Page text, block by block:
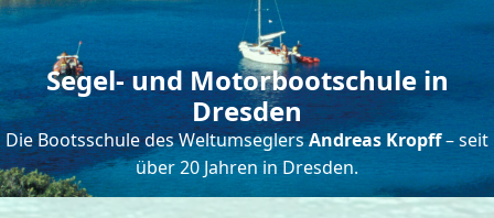
Segel- und Motorbootschule in
Dresden
Die Bootsschule des WeltumseglersAndreas Kropff– seit
über 20 Jahren in Dresden.